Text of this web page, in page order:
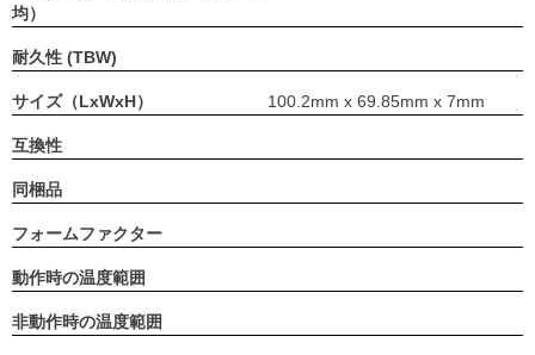
均）
耐久性 (TBW)
サイズ（LxWxH） 100.2mm x 69.85mm x 7mm
互換性
同梱品
フォームファクター
動作時の温度範囲
非動作時の温度範囲